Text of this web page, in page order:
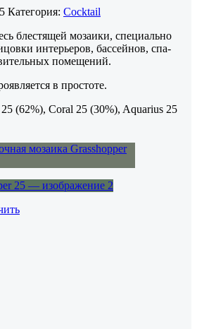
Категория: Cocktail
блестящей мозаики, специально
интерьеров, бассейнов, спа-
помещений.
в простоте.
(62%), Coral 25 (30%), Aquarius 25